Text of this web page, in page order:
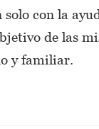
con la
de las
y familiar.